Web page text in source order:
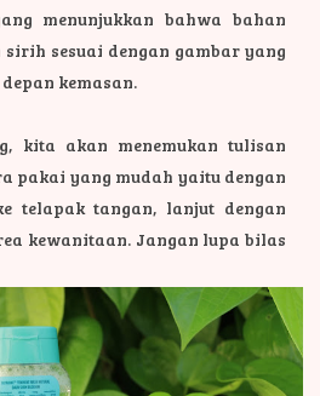
menunjukkan bahwa bahan
sesuai dengan gambar yang
kemasan.
kita akan menemukan tulisan
pakai yang mudah yaitu dengan
telapak tangan, lanjut dengan
kewanitaan. Jangan lupa bilas